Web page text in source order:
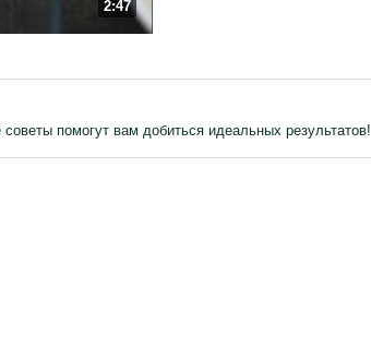
2:47
помогут вам добиться идеальных результатов!